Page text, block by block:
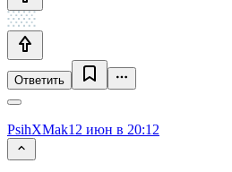
Ответить
PsihXMak12 июн в 20:12